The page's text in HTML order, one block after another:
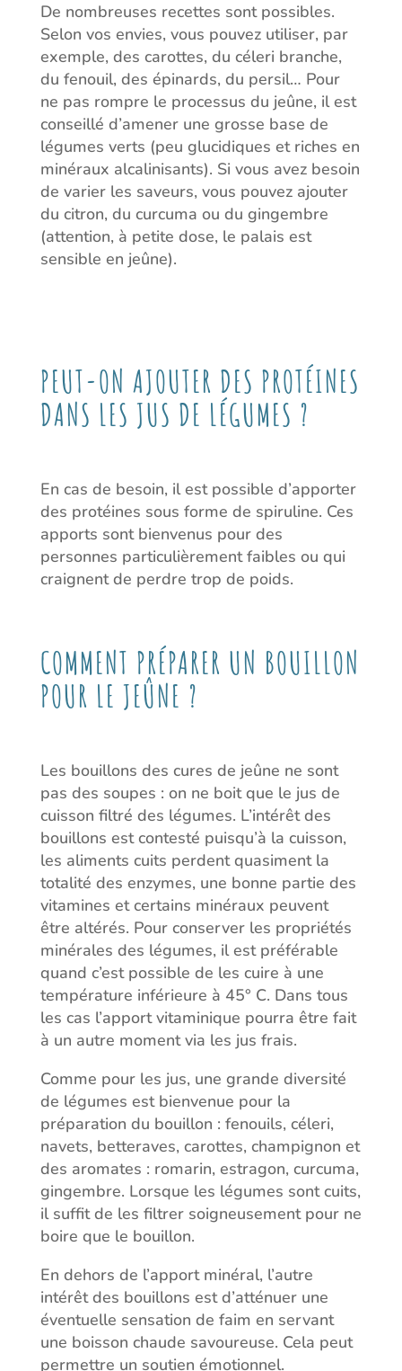
De nombreuses recettes sont possibles.
Selon vos envies, vous pouvez utiliser, par
exemple, des carottes, du céleri branche,
du fenouil, des épinards, du persil… Pour
ne pas rompre le processus du jeûne, il est
conseillé d’amener une grosse base de
légumes verts (peu glucidiques et riches en
minéraux alcalinisants). Si vous avez besoin
de varier les saveurs, vous pouvez ajouter
du citron, du curcuma ou du gingembre
(attention, à petite dose, le palais est
sensible en jeûne).
PEUT-ON AJOUTER DES PROTÉINES
DANS LES JUS DE LÉGUMES ?
En cas de besoin, il est possible d’apporter
des protéines sous forme de spiruline. Ces
apports sont bienvenus pour des
personnes particulièrement faibles ou qui
craignent de perdre trop de poids.
COMMENT PRÉPARER UN BOUILLON
POUR LE JEÛNE ?
Les bouillons des cures de jeûne ne sont
pas des soupes : on ne boit que le jus de
cuisson filtré des légumes. L’intérêt des
bouillons est contesté puisqu’à la cuisson,
les aliments cuits perdent quasiment la
totalité des enzymes, une bonne partie des
vitamines et certains minéraux peuvent
être altérés. Pour conserver les propriétés
minérales des légumes, il est préférable
quand c’est possible de les cuire à une
température inférieure à 45° C. Dans tous
les cas l’apport vitaminique pourra être fait
à un autre moment via les jus frais.
Comme pour les jus, une grande diversité
de légumes est bienvenue pour la
préparation du bouillon : fenouils, céleri,
navets, betteraves, carottes, champignon et
des aromates : romarin, estragon, curcuma,
gingembre. Lorsque les légumes sont cuits,
il suffit de les filtrer soigneusement pour ne
boire que le bouillon.
En dehors de l’apport minéral, l’autre
intérêt des bouillons est d’atténuer une
éventuelle sensation de faim en servant
une boisson chaude savoureuse. Cela peut
permettre un soutien émotionnel.